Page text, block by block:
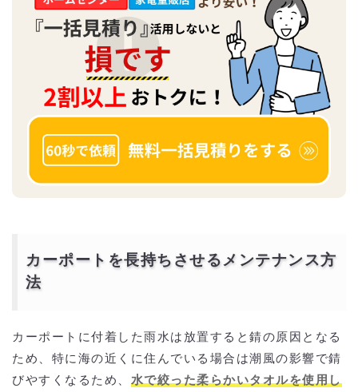
カーポートを長持ちさせるメンテナンス方
法
カーポートに付着した雨水は放置すると錆の原因となる
ため、特に海の近くに住んでいる場合は潮風の影響で錆
びやすくなるため、 水で絞った柔らかいタオルを使用し